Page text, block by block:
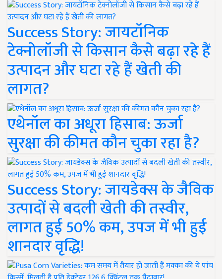
Success Story: जायटॉनिक
टेक्नोलॉजी से किसान कैसे बढ़ा रहे हैं
उत्पादन और घटा रहे हैं खेती की
लागत?
एथेनॉल का अधूरा हिसाब: ऊर्जा
सुरक्षा की कीमत कौन चुका रहा है?
Success Story: जायडेक्स के जैविक
उत्पादों से बदली खेती की तस्वीर,
लागत हुई 50% कम, उपज में भी हुई
शानदार वृद्धि!